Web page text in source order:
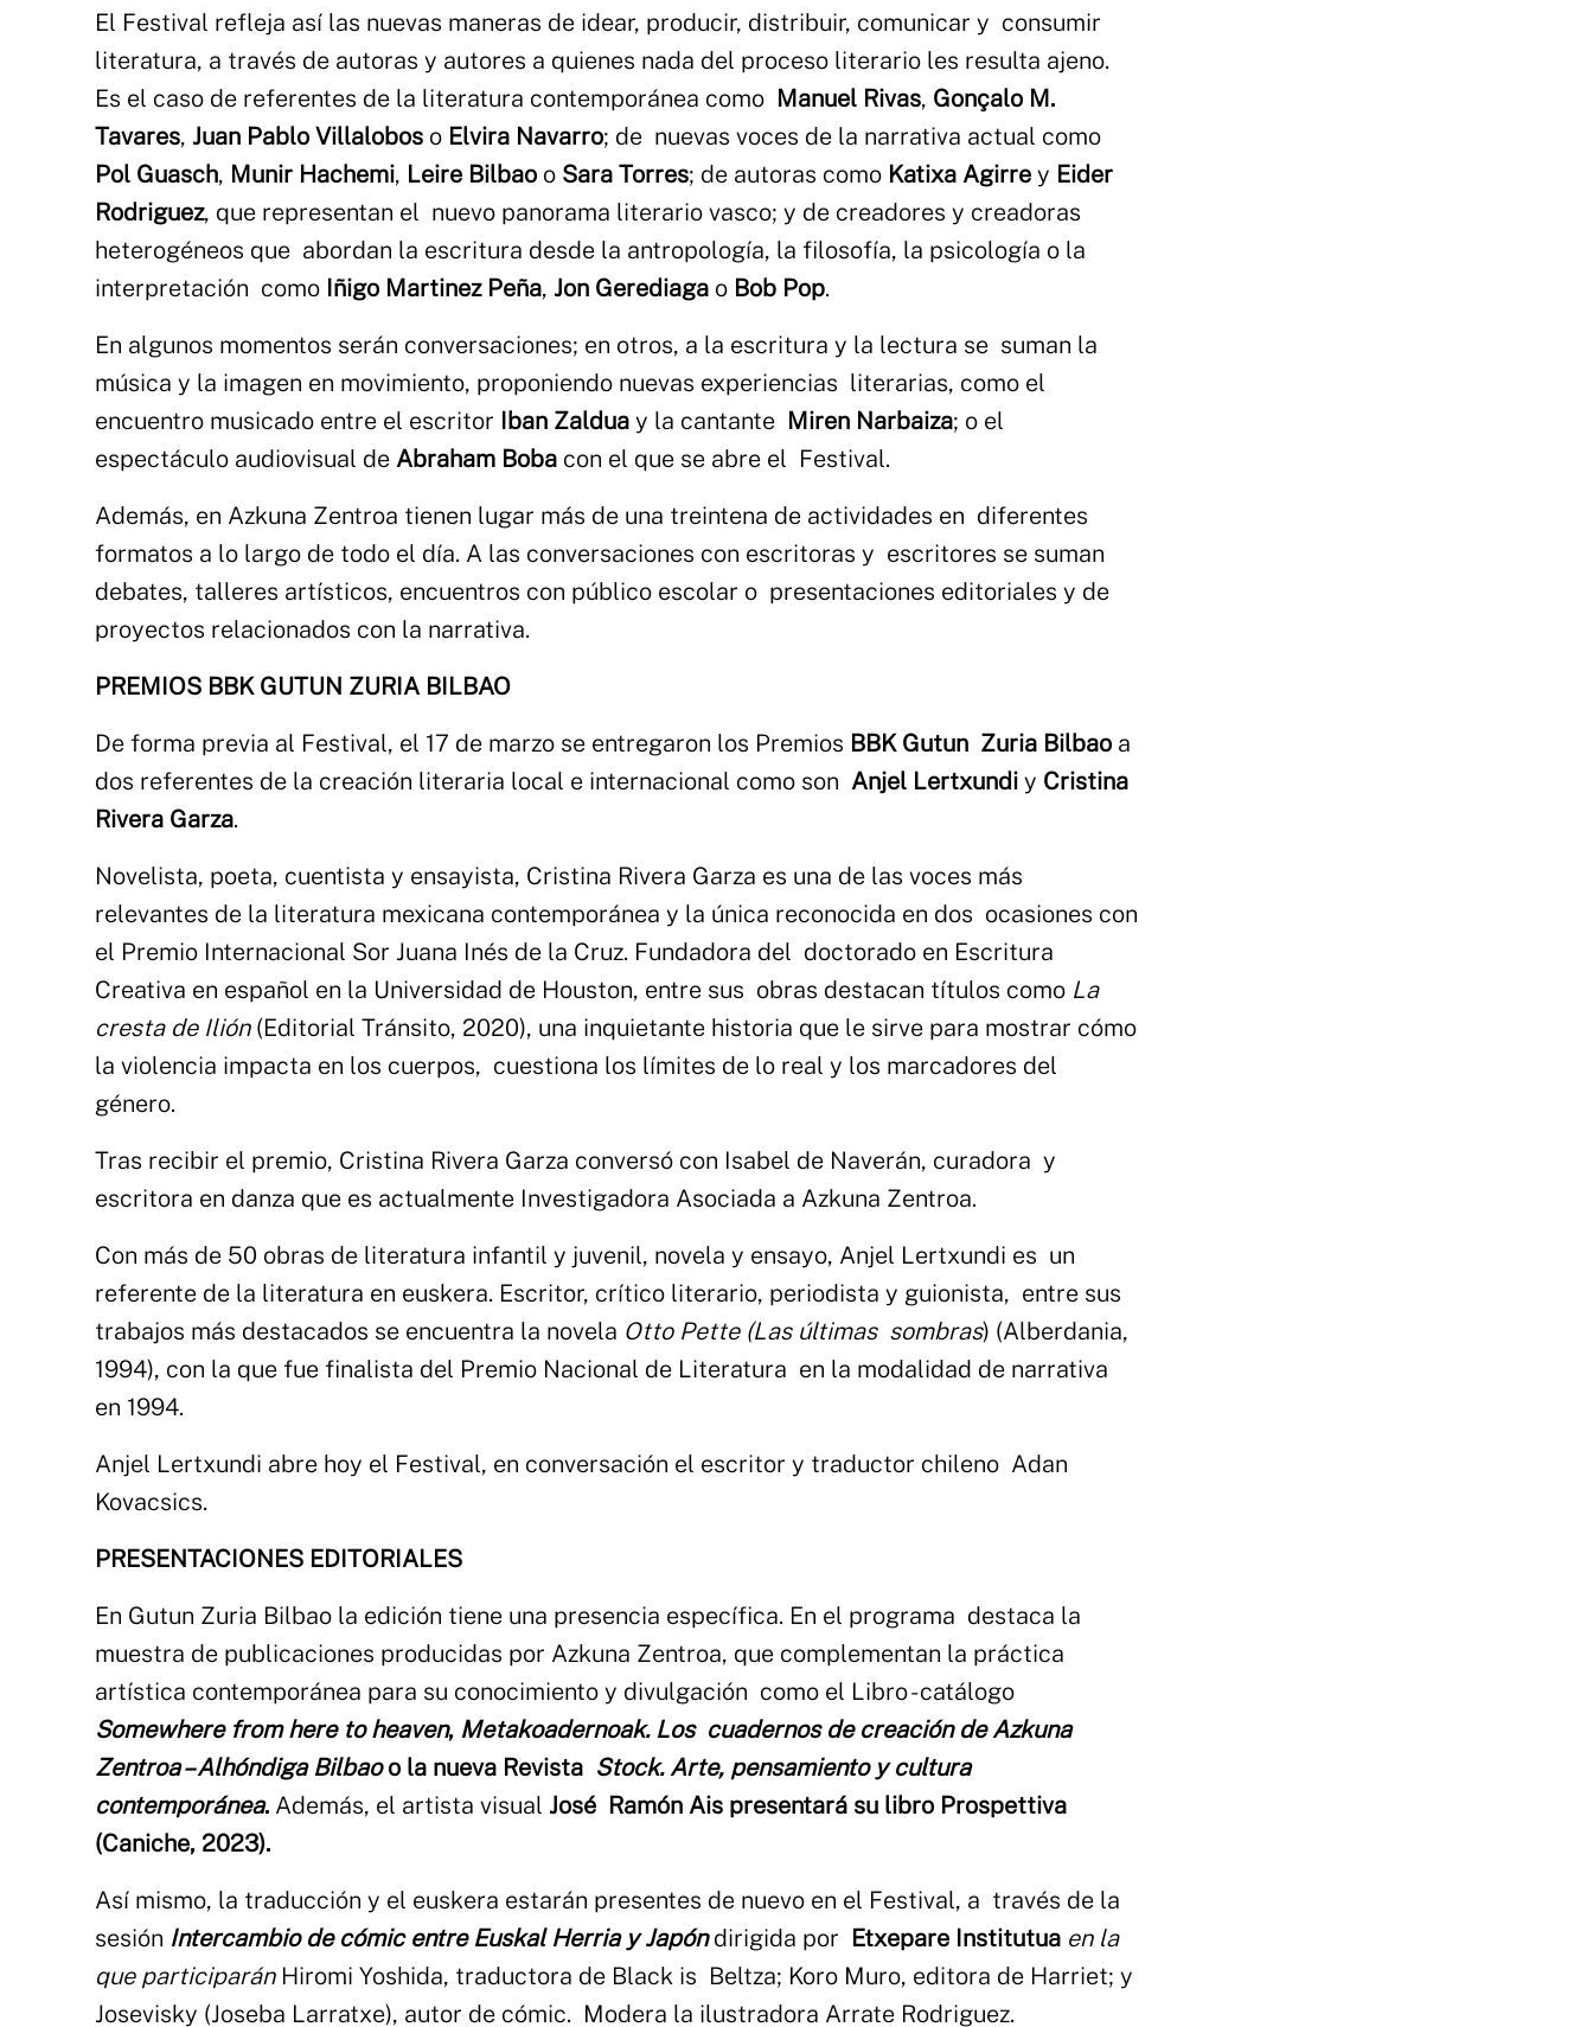
El Festival refleja así las nuevas maneras de idear, producir, distribuir, comunicar y consumir
literatura, a través de autoras y autores a quienes nada del proceso literario les resulta ajeno.
Es el caso de referentes de la literatura contemporánea como Manuel Rivas, Gonçalo M.
Tavares, Juan Pablo Villalobos o Elvira Navarro; de nuevas voces de la narrativa actual como
Pol Guasch, Munir Hachemi, Leire Bilbao o Sara Torres; de autoras como Katixa Agirre y Eider
Rodriguez, que representan el nuevo panorama literario vasco; y de creadores y creadoras
heterogéneos que abordan la escritura desde la antropología, la filosofía, la psicología o la
interpretación como Iñigo Martinez Peña, Jon Gerediaga o Bob Pop.
En algunos momentos serán conversaciones; en otros, a la escritura y la lectura se suman la
música y la imagen en movimiento, proponiendo nuevas experiencias literarias, como el
encuentro musicado entre el escritor Iban Zaldua y la cantante Miren Narbaiza; o el
espectáculo audiovisual de Abraham Boba con el que se abre el Festival.
Además, en Azkuna Zentroa tienen lugar más de una treintena de actividades en diferentes
formatos a lo largo de todo el día. A las conversaciones con escritoras y escritores se suman
debates, talleres artísticos, encuentros con público escolar o presentaciones editoriales y de
proyectos relacionados con la narrativa.
PREMIOS BBK GUTUN ZURIA BILBAO
De forma previa al Festival, el 17 de marzo se entregaron los Premios BBK Gutun Zuria Bilbao a
dos referentes de la creación literaria local e internacional como son Anjel Lertxundi y Cristina
Rivera Garza.
Novelista, poeta, cuentista y ensayista, Cristina Rivera Garza es una de las voces más
relevantes de la literatura mexicana contemporánea y la única reconocida en dos ocasiones con
el Premio Internacional Sor Juana Inés de la Cruz. Fundadora del doctorado en Escritura
Creativa en español en la Universidad de Houston, entre sus obras destacan títulos como La
cresta de Ilión (Editorial Tránsito, 2020), una inquietante historia que le sirve para mostrar cómo
la violencia impacta en los cuerpos, cuestiona los límites de lo real y los marcadores del
género.
Tras recibir el premio, Cristina Rivera Garza conversó con Isabel de Naverán, curadora y
escritora en danza que es actualmente Investigadora Asociada a Azkuna Zentroa.
Con más de 50 obras de literatura infantil y juvenil, novela y ensayo, Anjel Lertxundi es un
referente de la literatura en euskera. Escritor, crítico literario, periodista y guionista, entre sus
trabajos más destacados se encuentra la novela Otto Pette (Las últimas sombras) (Alberdania,
1994), con la que fue finalista del Premio Nacional de Literatura en la modalidad de narrativa
en 1994.
Anjel Lertxundi abre hoy el Festival, en conversación el escritor y traductor chileno Adan
Kovacsics.
PRESENTACIONES EDITORIALES
En Gutun Zuria Bilbao la edición tiene una presencia específica. En el programa destaca la
muestra de publicaciones producidas por Azkuna Zentroa, que complementan la práctica
artística contemporánea para su conocimiento y divulgación como el Libro - catálogo
Somewhere from here to heaven, Metakoadernoak. Los cuadernos de creación de Azkuna
Zentroa – Alhóndiga Bilbaoo la nueva Revista Stock. Arte, pensamiento y cultura
contemporánea. Además, el artista visual José Ramón Ais presentará su libro Prospettiva
(Caniche, 2023).
Así mismo, la traducción y el euskera estarán presentes de nuevo en el Festival, a través de la
sesión Intercambio de cómic entre Euskal Herria y Japóndirigida por Etxepare Institutua en la
que participarán Hiromi Yoshida, traductora de Black is Beltza; Koro Muro, editora de Harriet; y
Josevisky (Joseba Larratxe), autor de cómic. Modera la ilustradora Arrate Rodriguez.